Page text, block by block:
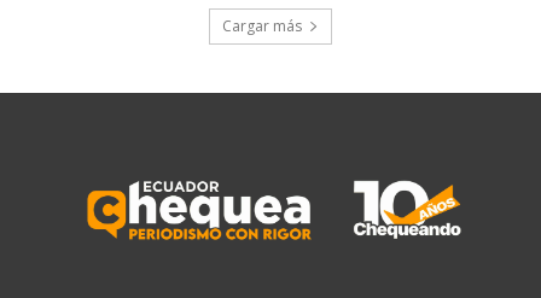
Cargar más